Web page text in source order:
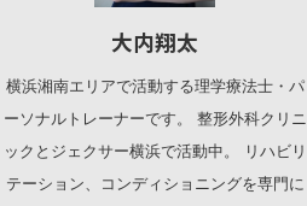
大内翔太
横浜湘南エリアで活動する理学療法士・パ
ーソナルトレーナーです。 整形外科クリニ
ックとジェクサー横浜で活動中。 リハビリ
テーション、コンディショニングを専門に